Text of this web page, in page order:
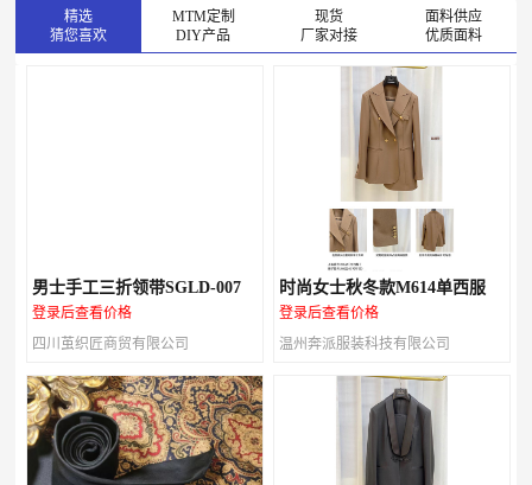
精选
猜您喜欢
MTM定制
DIY产品
现货
厂家对接
面料供应
优质面料
男士手工三折领带SGLD-007
登录后查看价格
四川茧织匠商贸有限公司
时尚女士秋冬款M614单西服
登录后查看价格
温州奔派服装科技有限公司